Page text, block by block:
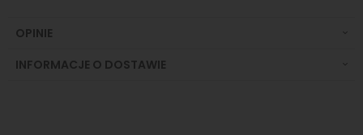
OPINIE
INFORMACJE O DOSTAWIE